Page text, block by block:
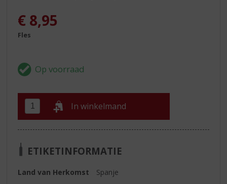
€ 8,95
Fles
In winkelmand
ETIKETINFORMATIE
Land van Herkomst
Spanje